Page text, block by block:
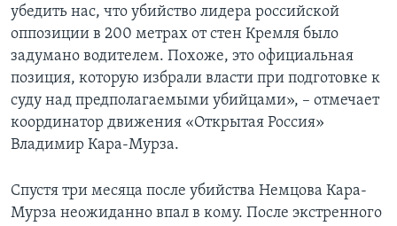
убедить нас, что убийство лидера российской
оппозиции в 200 метрах от стен Кремля было
задумано водителем. Похоже, это официальная
позиция, которую избрали власти при подготовке к
суду над предполагаемыми убийцами», – отмечает
координатор движения «Открытая Россия»
Владимир Кара-Мурза.
Спустя три месяца после убийства Немцова Кара-
Мурза неожиданно впал в кому. После экстренного